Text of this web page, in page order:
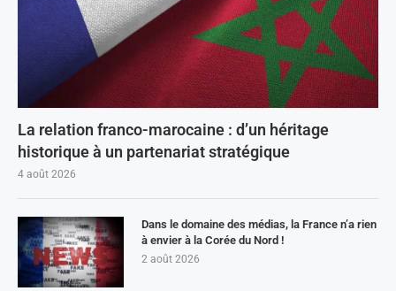
La relation franco-marocaine : d’un héritage
historique à un partenariat stratégique
4 août 2026
Dans le domaine des médias, la France n’a rien
à envier à la Corée du Nord !
2 août 2026